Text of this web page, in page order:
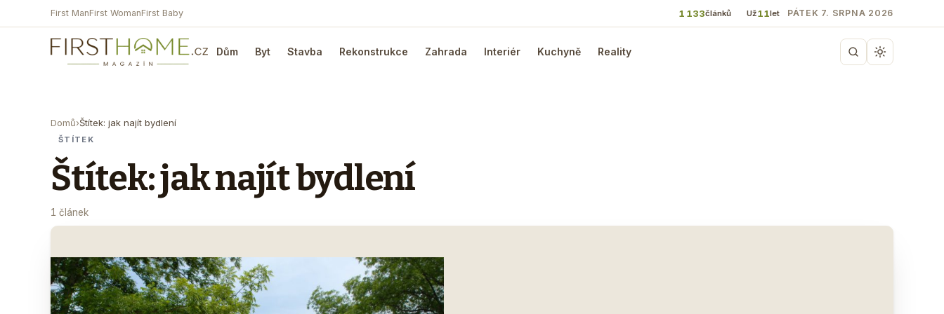
First ManFirst WomanFirst Baby 1 133článků Už11let PÁTEK 7. SRPNA 2026
Dům Byt Stavba Rekonstrukce Zahrada Interiér Kuchyně Reality
Domů›Štítek: jak najít bydlení
ŠTÍTEK
Štítek: jak najít bydlení
1 článek